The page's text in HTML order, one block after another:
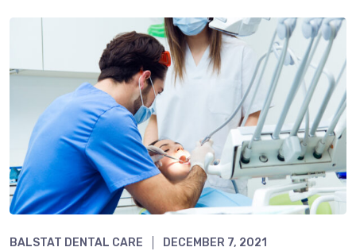
BALSTAT DENTAL CARE DECEMBER 7, 2021